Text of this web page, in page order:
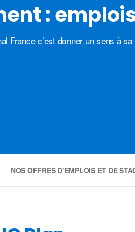
:
France c’est donner un sens à
NOS OFFRES D’EMPLOIS ET DE